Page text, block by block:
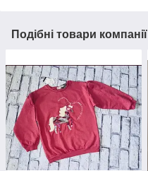
Подібні товари компанії